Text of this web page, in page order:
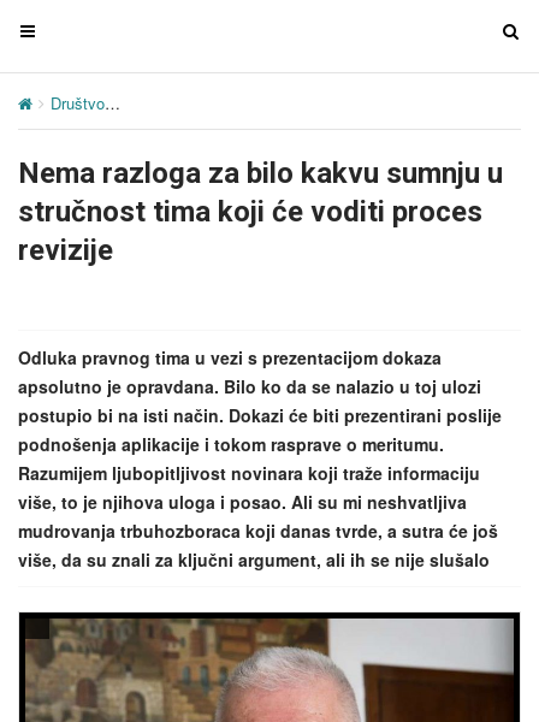
T
g
e
n
v
a
o
n
T
Društvo
Nema razloga za bilo kakvu sumnju u
stručnost tima koji će voditi proces
revizije
Odluka pravnog tima u vezi s prezentacijom dokaza
apsolutno je opravdana. Bilo ko da se nalazio u toj ulozi
postupio bi na isti način. Dokazi će biti prezentirani poslije
podnošenja aplikacije i tokom rasprave o meritumu.
Razumijem ljubopitljivost novinara koji traže informaciju
više, to je njihova uloga i posao. Ali su mi neshvatljiva
mudrovanja trbuhozboraca koji danas tvrde, a sutra će još
više, da su znali za ključni argument, ali ih se nije slušalo